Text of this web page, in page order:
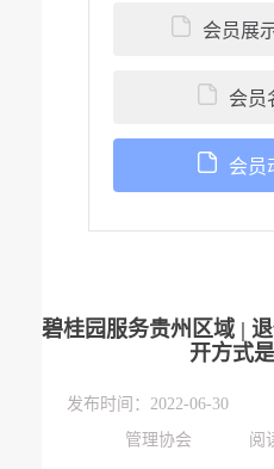
会员展
会员
会员
碧桂园服务贵州区域 |
开方式是
发布时间： 2022-06-30
管理协会 阅读